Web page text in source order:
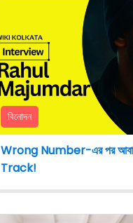
বিনোদন
Wrong Number-এর পর
Track!